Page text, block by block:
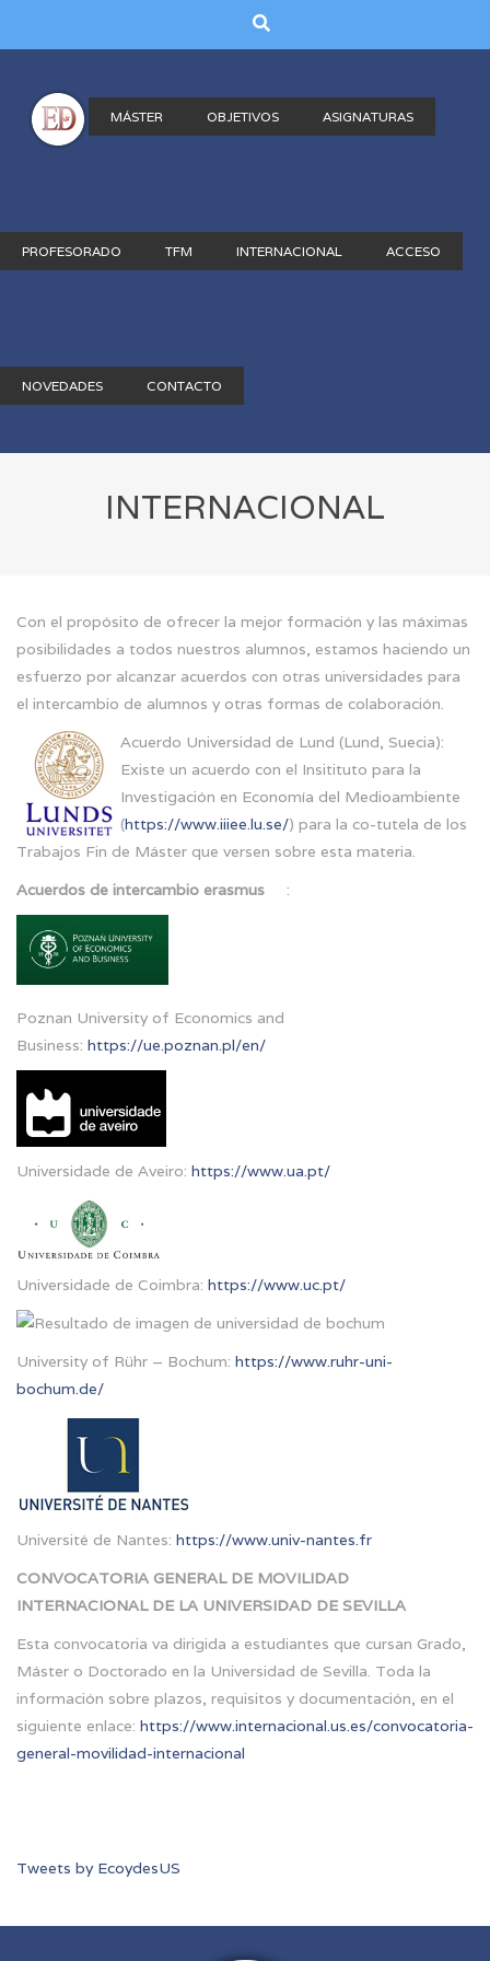
MÁSTER OBJETIVOS ASIGNATURAS
PROFESORADO TFM INTERNACIONAL ACCESO
NOVEDADES CONTACTO
INTERNACIONAL
Con el propósito de ofrecer la mejor formación y las máximas
posibilidades a todos nuestros alumnos, estamos haciendo un
esfuerzo por alcanzar acuerdos con otras universidades para
el intercambio de alumnos y otras formas de colaboración.
Acuerdo Universidad de Lund (Lund, Suecia):
Existe un acuerdo con el Insitituto para la
Investigación en Economía del Medioambiente
(https://www.iiiee.lu.se/) para la co-tutela de los
Trabajos Fin de Máster que versen sobre esta materia.
Acuerdos de intercambio erasmus
:
Poznan University of Economics and
Business: https://ue.poznan.pl/en/
Universidade de Aveiro: https://www.ua.pt/
Universidade de Coimbra: https://www.uc.pt/
University of Rühr – Bochum: https://www.ruhr-uni-
bochum.de/
Université de Nantes: https://www.univ-nantes.fr
CONVOCATORIA GENERAL DE MOVILIDAD
INTERNACIONAL DE LA UNIVERSIDAD DE SEVILLA
Esta convocatoria va dirigida a estudiantes que cursan Grado,
Máster o Doctorado en la Universidad de Sevilla. Toda la
información sobre plazos, requisitos y documentación, en el
siguiente enlace: https://www.internacional.us.es/convocatoria-
general-movilidad-internacional
Tweets by EcoydesUS